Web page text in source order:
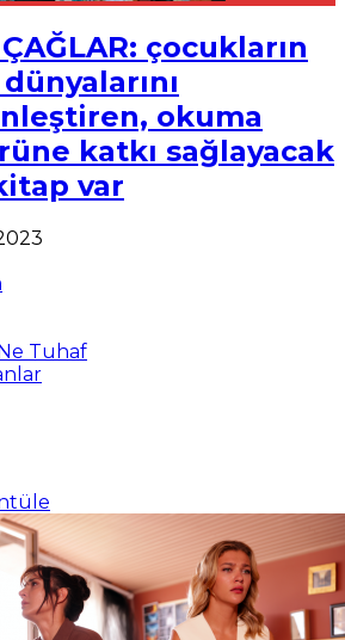
çocukların
okuma
katkı sağlayacak
var
Tuhaf